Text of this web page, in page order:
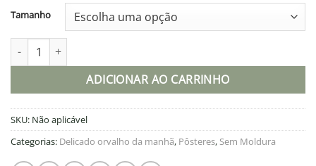
R$347,95
através
R$413,45
Tamanho
Pôster - Delicado orvalho da manhã quantidade
ADICIONAR AO CARRINHO
SKU: Não aplicável
Categorias: Delicado orvalho da manhã, Pôsteres, Sem Moldura